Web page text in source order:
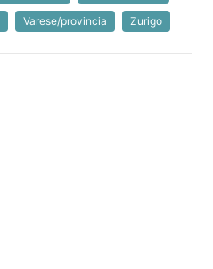
Varese/provincia Zurigo